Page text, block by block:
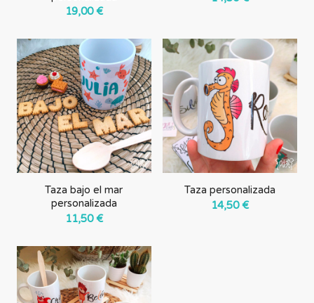
19,00€
Taza bajo el mar
personalizada
11,50€
Taza personalizada
14,50€